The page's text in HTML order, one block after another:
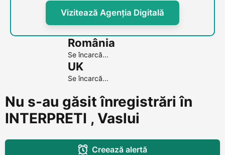
Vizitează Agenția Digitală
România
Se încarcă...
UK
Se încarcă...
Nu s-au găsit înregistrări în
INTERPRETI , Vaslui
Creează alertă